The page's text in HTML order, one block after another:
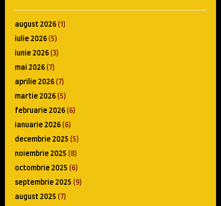
august 2026 (1)
iulie 2026 (5)
iunie 2026 (3)
mai 2026 (7)
aprilie 2026 (7)
martie 2026 (5)
februarie 2026 (6)
ianuarie 2026 (6)
decembrie 2025 (5)
noiembrie 2025 (8)
octombrie 2025 (6)
septembrie 2025 (9)
august 2025 (7)